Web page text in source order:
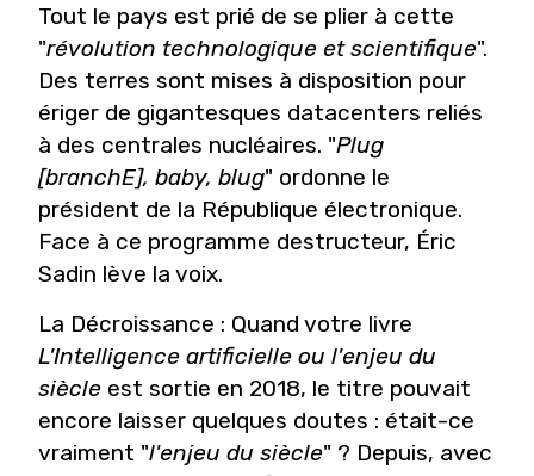
Tout le pays est prié de se plier à cette
"révolution technologique et scientifique".
Des terres sont mises à disposition pour
ériger de gigantesques datacenters reliés
à des centrales nucléaires. "Plug
[branchE], baby, blug" ordonne le
président de la République électronique.
Face à ce programme destructeur, Éric
Sadin lève la voix.
La Décroissance : Quand votre livre
L'Intelligence artificielle ou l'enjeu du
siècle est sortie en 2018, le titre pouvait
encore laisser quelques doutes : était-ce
vraiment "l'enjeu du siècle" ? Depuis, avec